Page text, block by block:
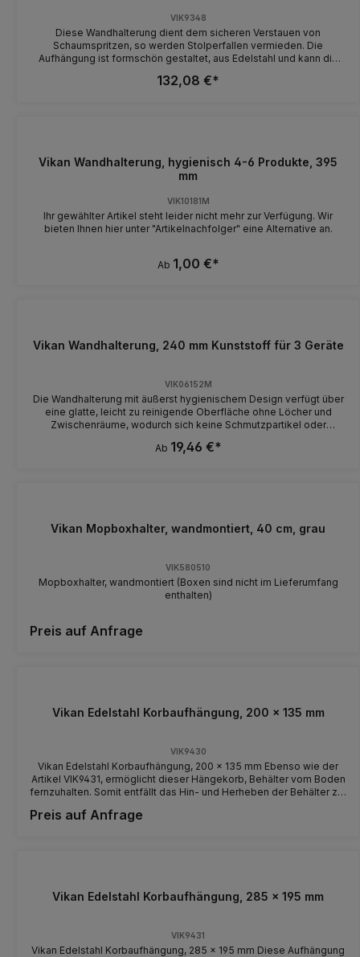
VIK9348
Diese Wandhalterung dient dem sicheren Verstauen von
Schaumspritzen, so werden Stolperfallen vermieden. Die
Aufhängung ist formschön gestaltet, aus Edelstahl und kann die
aufnehmen. Dübel und Schrauben zur Befestigung werden
132,08 €*
Vikan Wandhalterung, hygienisch 4-6 Produkte, 395
mm
VIK10181M
Ihr gewählter Artikel steht leider nicht mehr zur Verfügung. Wir
bieten Ihnen hier unter "Artikelnachfolger" eine Alternative an.
Ab 1,00 €*
Vikan Wandhalterung, 240 mm Kunststoff für 3 Geräte
VIK06152M
Die Wandhalterung mit äußerst hygienischem Design verfügt über
eine glatte, leicht zu reinigende Oberfläche ohne Löcher und
Zwischenräume, wodurch sich keine Schmutzpartikel oder
Reinigungsgeräte an Wandhalterungen auf, um ihre Nutzungsdauer
Ab 19,46 €*
Vikan Mopboxhalter, wandmontiert, 40 cm, grau
VIK580510
Mopboxhalter, wandmontiert (Boxen sind nicht im Lieferumfang
enthalten)
Preis auf Anfrage
Vikan Edelstahl Korbaufhängung, 200 x 135 mm
VIK9430
Vikan Edelstahl Korbaufhängung, 200 x 135 mm Ebenso wie der
Artikel VIK9431, ermöglicht dieser Hängekorb, Behälter vom Boden
fernzuhalten. Somit entfällt das Hin- und Herheben der Behälter zur
bis 5l aufnehmen. Zur Verwendung für Dosieranlagen und
Preis auf Anfrage
Vikan Edelstahl Korbaufhängung, 285 x 195 mm
VIK9431
Vikan Edelstahl Korbaufhängung, 285 x 195 mm Diese Aufhängung